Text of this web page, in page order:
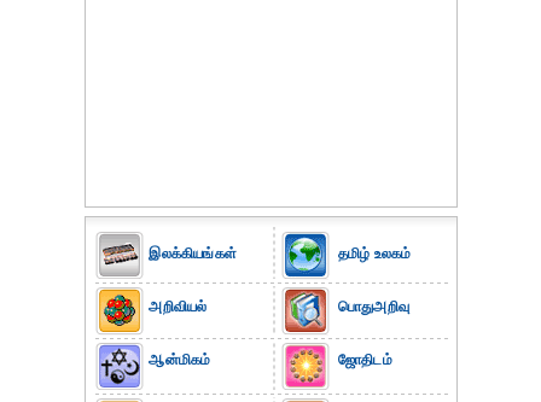
இலக்கியங்கள்
அறிவியல்
ஆன்மிகம்
தமிழ் உலகம்
பொதுஅறிவு
ஜோதிடம்